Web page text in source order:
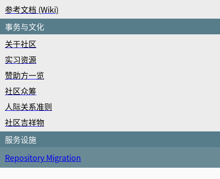
参考文档 (Wiki)
事务与文化
关于社区
实习资源
赞助方一览
社区众筹
人际关系准则
社区吉祥物
服务设施
Repository Migration